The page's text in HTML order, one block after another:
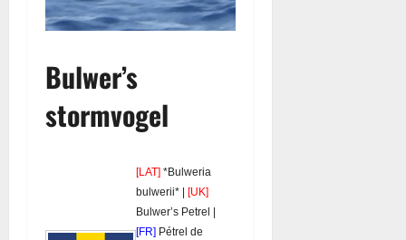
Bulwer’s
stormvogel
[LAT] *Bulweria
bulwerii* | [UK]
Bulwer’s Petrel |
[FR] Pétrel de